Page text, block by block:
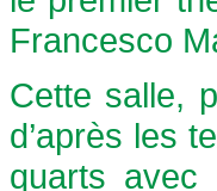
Francesco
Cette salle,
d’après les
quarts avec